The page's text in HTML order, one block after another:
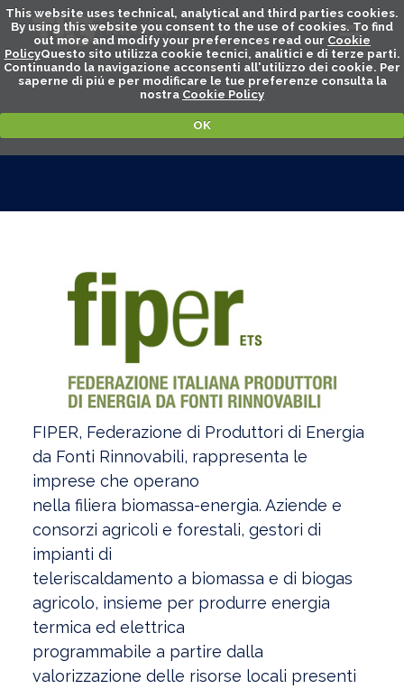
This website uses technical, analytical and third parties cookies.
By using this website you consent to the use of cookies. To find
out more and modify your preferences read our Cookie
PolicyQuesto sito utilizza cookie tecnici, analitici e di terze parti.
Continuando la navigazione acconsenti all'utilizzo dei cookie. Per
saperne di piú e per modificare le tue preferenze consulta la
nostra Cookie Policy
OK
FIPER, Federazione di Produttori di Energia
da Fonti Rinnovabili, rappresenta le
imprese che operano
nella filiera biomassa-energia. Aziende e
consorzi agricoli e forestali, gestori di
impianti di
teleriscaldamento a biomassa e di biogas
agricolo, insieme per produrre energia
termica ed elettrica
programmabile a partire dalla
valorizzazione delle risorse locali presenti